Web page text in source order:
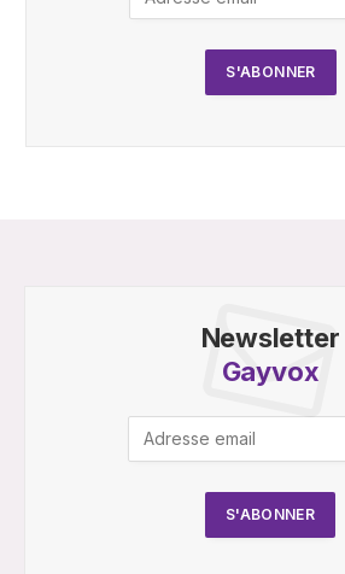
Newsletter
Gayvox